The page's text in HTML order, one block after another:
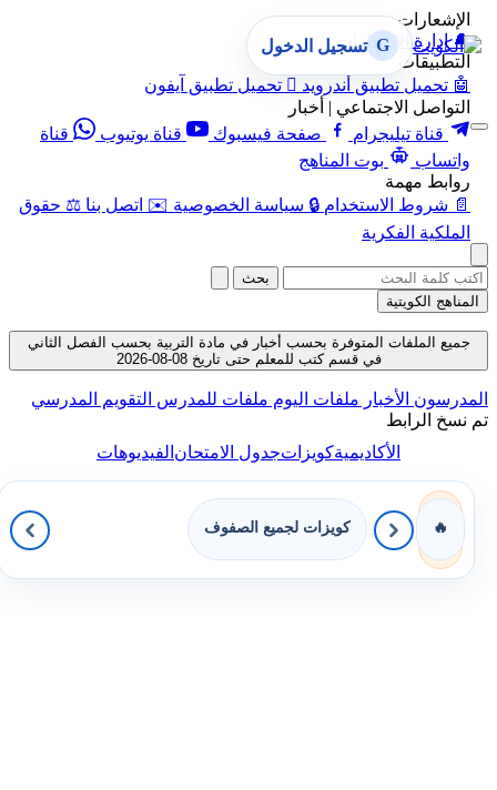
الإشعارات
🔔 إدارة الإشعارات
التطبيقات
🤖 تحميل تطبيق أندرويد  تحميل تطبيق آيفون
التواصل الاجتماعي | أخبار
قناة تيليجرام
صفحة فيسبوك قناة يوتيوب
قناة
واتساب
بوت المناهج
روابط مهمة
📄 شروط الاستخدام 🔒 سياسة الخصوصية ✉️ اتصل بنا ⚖️ حقوق
الملكية الفكرية
G تسجيل الدخول
بحث
المناهج الكويتية
جميع الملفات المتوفرة بحسب أخبار في مادة التربية بحسب الفصل الثاني
في قسم كتب للمعلم حتى تاريخ 08-08-2026
المدرسون الأخبار ملفات اليوم ملفات للمدرس التقويم المدرسي
تم نسخ الرابط
الأكاديميةكويزاتجدول الامتحانالفيديوهات
🔥 كويزات لجميع الصفوف